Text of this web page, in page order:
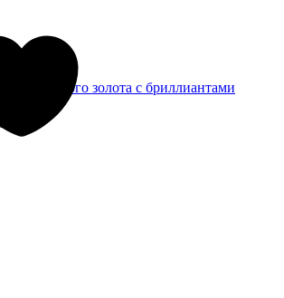
из жёлтого золота с бриллиантами